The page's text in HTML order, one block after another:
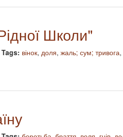
Школи"
Tags: вінок, доля, жаль; сум; тривога,